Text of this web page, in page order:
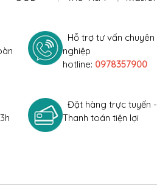
Hỗ trợ tư vấn chuyên
nghiệp
hotline: 0978357900
Đặt hàng trực tuyến -
Thanh toán tiện lợi